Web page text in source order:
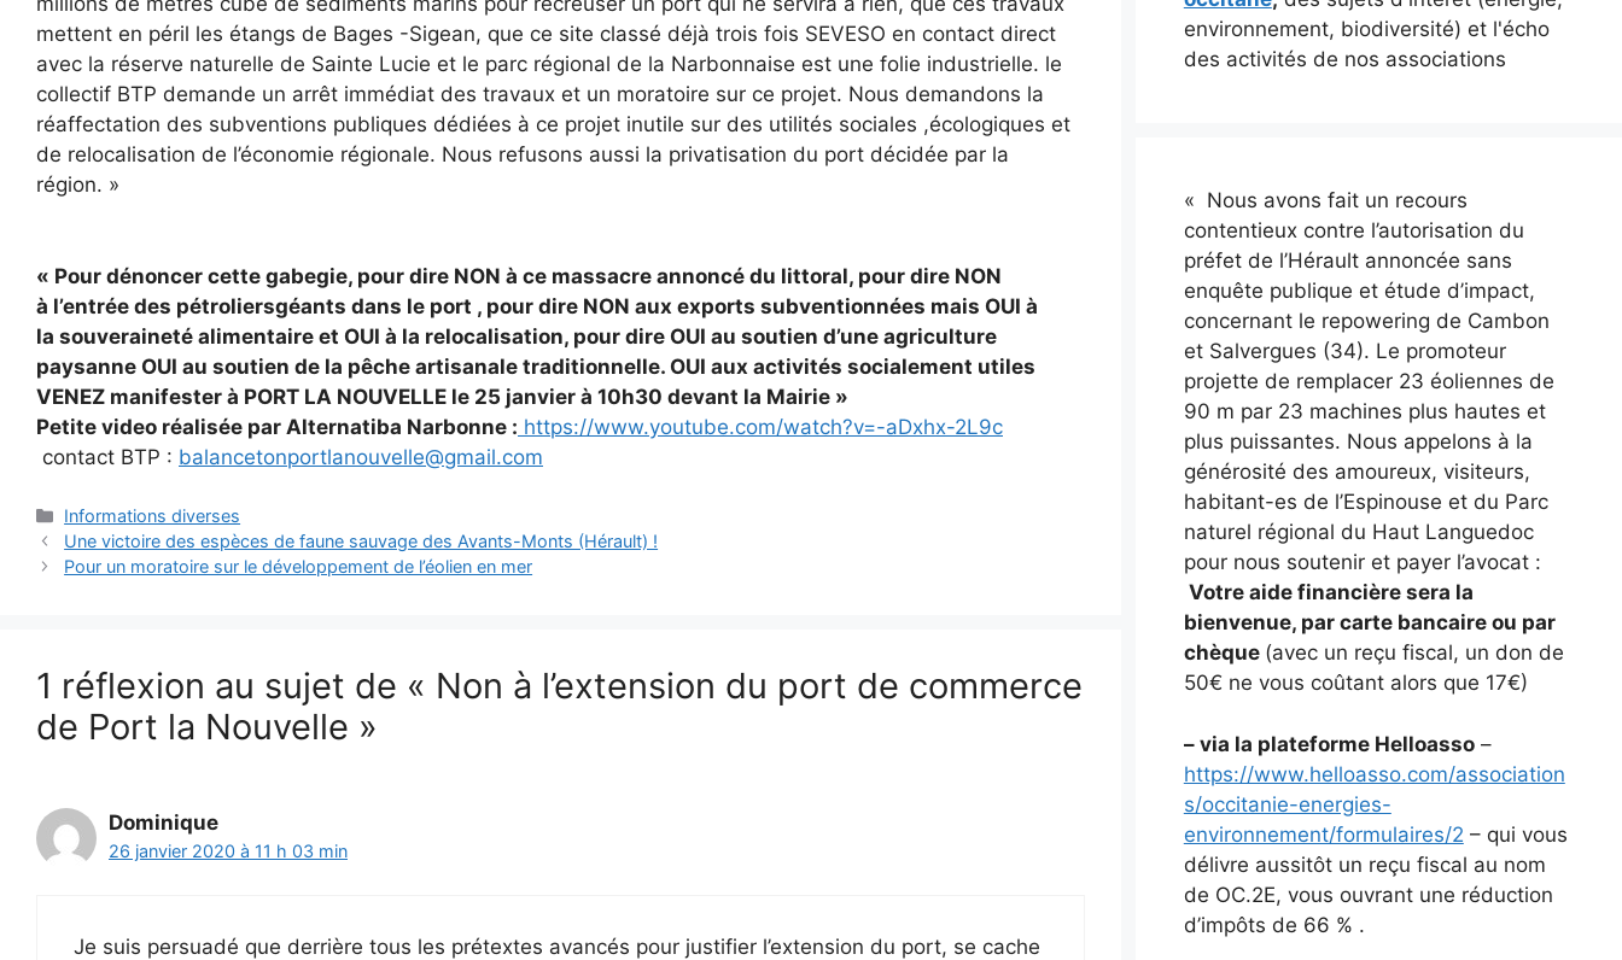
mettent en péril les étangs de Bages -Sigean, que ce site classé déjà trois fois SEVESO en contact direct
avec la réserve naturelle de Sainte Lucie et le parc régional de la Narbonnaise est une folie industrielle. le
collectif BTP demande un arrêt immédiat des travaux et un moratoire sur ce projet. Nous demandons la
réaffectation des subventions publiques dédiées à ce projet inutile sur des utilités sociales ,écologiques et
de relocalisation de l’économie régionale. Nous refusons aussi la privatisation du port décidée par la
région. »
« Pour dénoncer cette gabegie, pour dire NON à ce massacre annoncé du littoral, pour dire NON
à l’entrée des pétroliersgéants dans le port , pour dire NON aux exports subventionnées mais OUI à
la souveraineté alimentaire et OUI à la relocalisation, pour dire OUI au soutien d’une agriculture
paysanne OUI au soutien de la pêche artisanale traditionnelle. OUI aux activités socialement utiles
VENEZ manifester à PORT LA NOUVELLE le 25 janvier à 10h30 devant la Mairie »
Petite video réalisée par Alternatiba Narbonne : https://www.youtube.com/watch?v=-aDxhx-2L9c
contact BTP : balancetonportlanouvelle@gmail.com
Catégories
Informations diverses
Une victoire des espèces de faune sauvage des Avants-Monts (Hérault) !
Pour un moratoire sur le développement de l’éolien en mer
1 réflexion au sujet de « Non à l’extension du port de commerce
de Port la Nouvelle »
Dominique
26 janvier 2020 à 11 h 03 min
Je suis persuadé que derrière tous les prétextes avancés pour justifier l’extension du port, se cache
environnement, biodiversité) et l'écho
des activités de nos associations
« Nous avons fait un recours
contentieux contre l’autorisation du
préfet de l’Hérault annoncée sans
enquête publique et étude d’impact,
concernant le repowering de Cambon
et Salvergues (34). Le promoteur
projette de remplacer 23 éoliennes de
90 m par 23 machines plus hautes et
plus puissantes. Nous appelons à la
générosité des amoureux, visiteurs,
habitant-es de l’Espinouse et du Parc
naturel régional du Haut Languedoc
pour nous soutenir et payer l’avocat :
Votre aide financière sera la
bienvenue, par carte bancaire ou par
chèque (avec un reçu fiscal, un don de
50€ ne vous coûtant alors que 17€)
– via la plateforme Helloasso–
https://www.helloasso.com/association
s/occitanie-energies-
environnement/formulaires/2 – qui vous
délivre aussitôt un reçu fiscal au nom
de OC.2E, vous ouvrant une réduction
d’impôts de 66 % .